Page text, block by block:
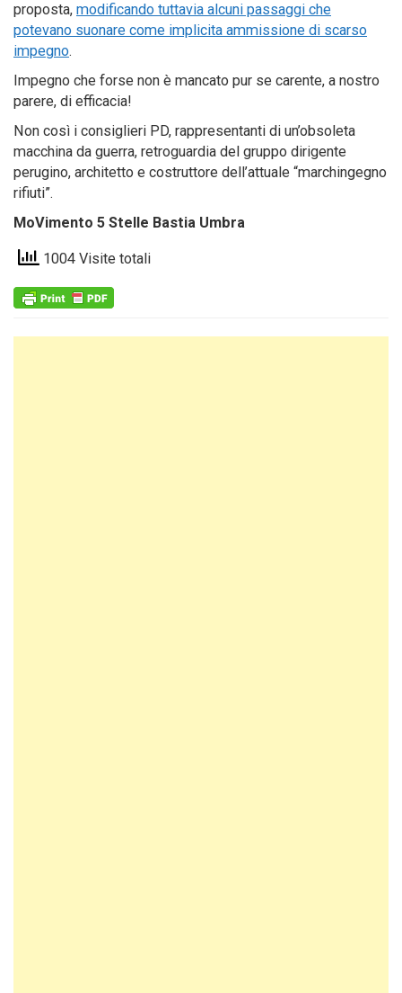
proposta, modificando tuttavia alcuni passaggi che
potevano suonare come implicita ammissione di scarso
impegno.
Impegno che forse non è mancato pur se carente, a nostro
parere, di efficacia!
Non così i consiglieri PD, rappresentanti di un’obsoleta
macchina da guerra, retroguardia del gruppo dirigente
perugino, architetto e costruttore dell’attuale “marchingegno
rifiuti”.
MoVimento 5 Stelle Bastia Umbra
1004 Visite totali